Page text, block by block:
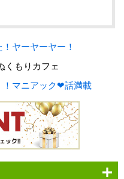
ヤーヤーヤー！
くもりカフェ
！マニアック❤話満載